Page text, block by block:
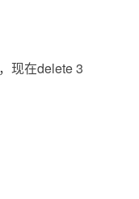
现在delete 3